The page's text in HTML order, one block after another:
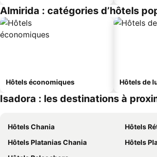
Almirida : catégories d’hôtels
Hôtels économiques Hôtels de
Isadora : les destinations à
Hôtels Chania Hôtels
Hôtels Platanias Chania
Hôtels